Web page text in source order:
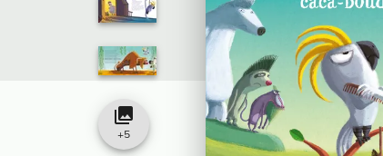
collections
+5